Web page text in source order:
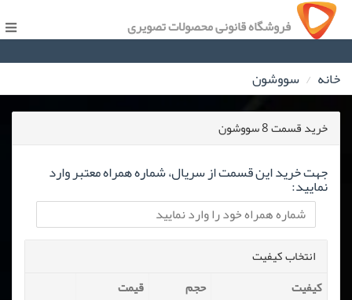
فروشگاه قانونی محصولات تصویری
خانه سووشون
خرید قسمت 8 سووشون
جهت خرید این قسمت از سریال، شماره همراه معتبر وارد
نمایید:
انتخاب کیفیت
کیفیت
حجم
قیمت